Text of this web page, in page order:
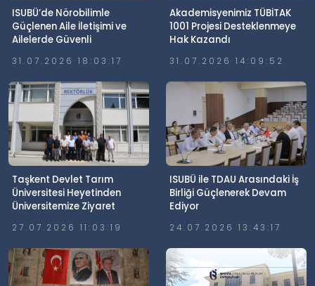
ISUBÜ’de Nörobilimle
Güçlenen Aile İletişimi ve
Ailelerde Güvenli
Gerçekleştirildi
31.07.2026 18:03:17
Akademisyenimiz TÜBİTAK
1001 Projesi Desteklenmeye
Hak Kazandı
31.07.2026 14:09:52
Taşkent Devlet Tarım
Üniversitesi Heyetinden
Üniversitemize Ziyaret
27.07.2026 11:03:19
ISUBÜ ile TDAU Arasındaki İş
Birliği Güçlenerek Devam
Ediyor
24.07.2026 13:43:17